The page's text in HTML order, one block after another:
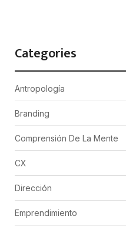
Categories
Antropología
Branding
Comprensión De La Mente
CX
Dirección
Emprendimiento